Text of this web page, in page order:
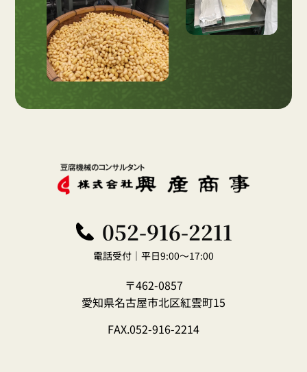
052-916-2211
電話受付｜平日9:00～17:00
〒462-0857
愛知県名古屋市北区紅雲町15
FAX.052-916-2214